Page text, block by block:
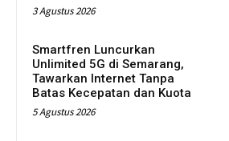
3 Agustus 2026
Smartfren Luncurkan
Unlimited 5G di Semarang,
Tawarkan Internet Tanpa
Batas Kecepatan dan Kuota
5 Agustus 2026